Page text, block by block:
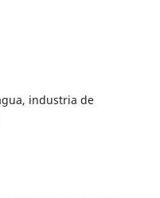
industria de